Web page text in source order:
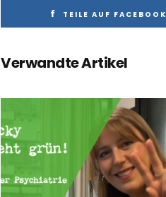
TEILE AUF FACEBOOK
Verwandte Artikel